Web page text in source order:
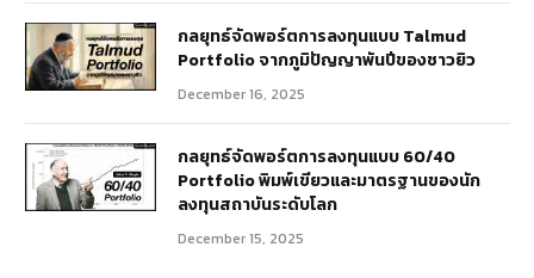
กลยุทธ์จัดพอร์ตการลงทุนแบบ Talmud
Portfolio จากภูมิปัญญาพันปีของชาวยิว
December 16, 2025
กลยุทธ์จัดพอร์ตการลงทุนแบบ 60/40
Portfolio พิมพ์เขียวและมาตรฐานของนัก
ลงทุนสถาบันระดับโลก
December 15, 2025